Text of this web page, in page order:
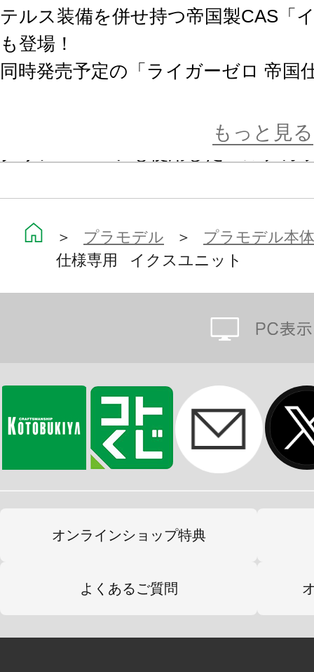
テルス装備を併せ持つ帝国製CAS「
も登場！
同時発売予定の「ライガーゼロ 帝国
【ギミック】
・「チェンジング・アーマー・シス
ロ 帝国仕様（素体）に装着するイ
に加え無色クリアー成型のものが追
・エレクトロドライバー／スタンブ
ブレード部分にはスライド伸縮機構
・各種エンブレムやコーションマー
ることが可能です。
もっと見る
＞ プラモデル ＞ プラモデル本体
仕様専用 イクスユニット
オンラインショップ特典
よくあるご質問